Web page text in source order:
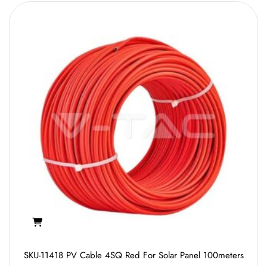
SKU-11418 PV Cable 4SQ Red For Solar Panel 100meters